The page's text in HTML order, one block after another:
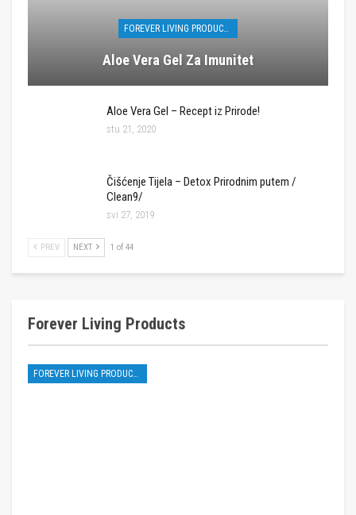
FOREVER LIVING PRODUCTS
Aloe Vera Gel Za Imunitet
Aloe Vera Gel – Recept iz Prirode!
stu 21, 2020
Čišćenje Tijela – Detox Prirodnim putem /
Clean9/
svi 27, 2019
PREV NEXT 1 of 44
Forever Living Products